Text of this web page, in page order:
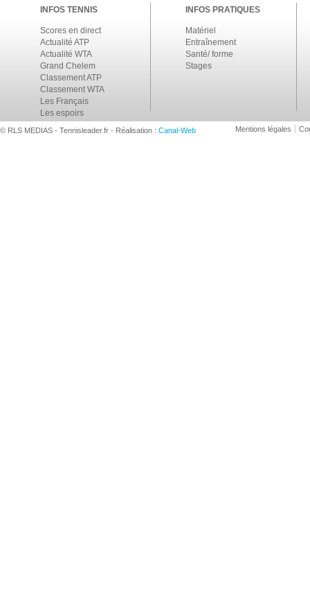
INFOS TENNIS
Scores en direct
Actualité ATP
Actualité WTA
Grand Chelem
Classement ATP
Classement WTA
Les Français
Les espoirs
INFOS PRATIQUES
Matériel
Entraînement
Santé/ forme
Stages
© RLS MEDIAS - Tennisleader.fr - Réalisation : Canal-Web Mentions légales